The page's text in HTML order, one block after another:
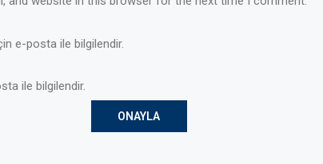
e-posta ile bilgilendir.
ile bilgilendir.